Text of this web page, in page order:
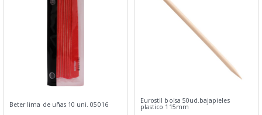
Beter lima de uñas 10 uni. 05016 Eurostil bolsa 50ud.bajapieles
plastico 115mm